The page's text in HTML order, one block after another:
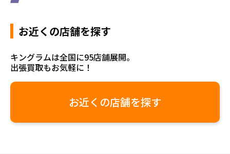
お近くの店舗を探す
キングラムは全国に95店舗展開。
出張買取もお気軽に！
お近くの店舗を探す